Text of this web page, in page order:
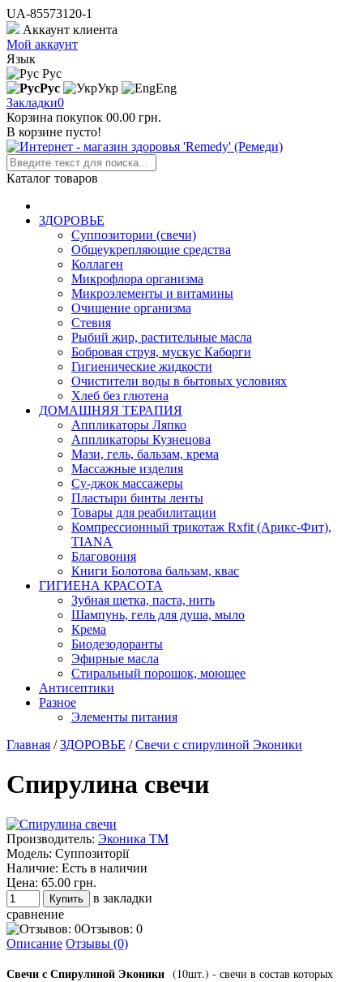
UA-85573120-1
Аккаунт клиента
Мой аккаунт
Язык
Рус
Рус
Укр
Eng
Закладки0
Корзина покупок 00.00 грн.
В корзине пусто!
Каталог товаров
ЗДОРОВЬЕ
Суппозитории (свечи)
Общеукрепляющие средства
Коллаген
Микрофлора организма
Микроэлементы и витамины
Очищение организма
Стевия
Рыбий жир, растительные масла
Бобровая струя, мускус Каборги
Гигиенические жидкости
Очистители воды в бытовых условиях
Хлеб без глютена
ДОМАШНЯЯ ТЕРАПИЯ
Аппликаторы Ляпко
Аппликаторы Кузнецова
Мази, гель, бальзам, крема
Массажные изделия
Су-джок массажеры
Пластыри бинты ленты
Товары для реабилитации
Компрессионный трикотаж Rxfit (Арикс-Фит),
TIANA
Благовония
Книги Болотова бальзам, квас
ГИГИЕНА КРАСОТА
Зубная щетка, паста, нить
Шампунь, гель для душа, мыло
Крема
Биодезодоранты
Эфирные масла
Стиральный порошок, моющее
Антисептики
Разное
Элементы питания
Главная /ЗДОРОВЬЕ /Свечи с спирулиной Эконики
Спирулина свечи
Производитель: Эконика ТМ
Модель: Суппозиторії
Наличие: Есть в наличии
Цена: 65.00 грн.
в закладки
сравнение
Отзывов: 0
Описание Отзывы (0)
Свечи с Спирулиной Эконики (10шт.) - свечи в состав которых